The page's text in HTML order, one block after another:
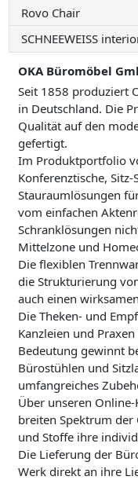
Rovo Chair
SCHNEEWEISS
OKA Büromöbel
Seit 1858 produziert
in Deutschland. Die
Qualität auf den
gefertigt.
Im Produktportfolio
Konferenztische,
Stauraumlösungen
vom einfachen
Schranklösungen
Mittelzone und
Die flexiblen
die Strukturierung
auch einen
Die Theken- und
Kanzleien und
Bedeutung gewinnt
Bürostühlen und
umfangreiches
Über unseren
breiten Spektrum der
und Stoffe ihre
Die Lieferung der
Werk direkt an ihre